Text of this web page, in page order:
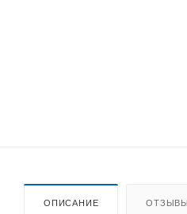
ОПИСАНИЕ ОТЗЫВЫ